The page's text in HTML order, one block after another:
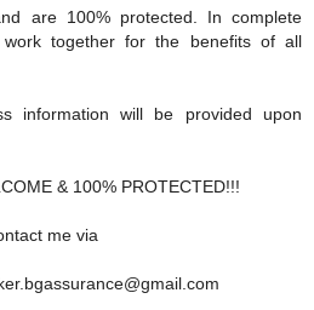
are 100% protected. In complete
work together for the benefits of all
information will be provided upon
& 100% PROTECTED!!!
me via